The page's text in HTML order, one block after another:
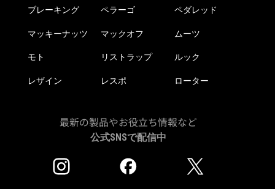
ブレーキング ペラーゴ ペダレッド
マッキーナッツ マックオフ ムーツ
モト リストラップ ルック
レザイン レスポ ローター
最新の製品やお役立ち情報など
公式SNSで配信中